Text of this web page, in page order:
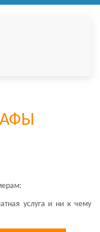
услуга и ни к чему